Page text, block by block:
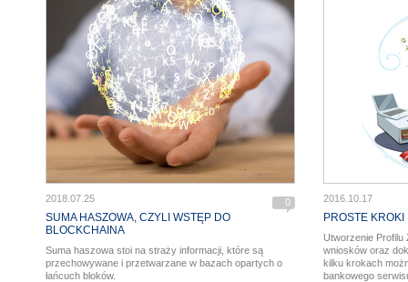
0
2018.07.25
SUMA HASZOWA, CZYLI WSTĘP DO
BLOCKCHAINA
Suma haszowa stoi na straży informacji, które są
przechowywane i przetwarzane w bazach opartych o
łańcuch bloków.
2016.10.17
PROSTE
Utworzenie Profilu
wniosków oraz
kilku krokach
bankowego